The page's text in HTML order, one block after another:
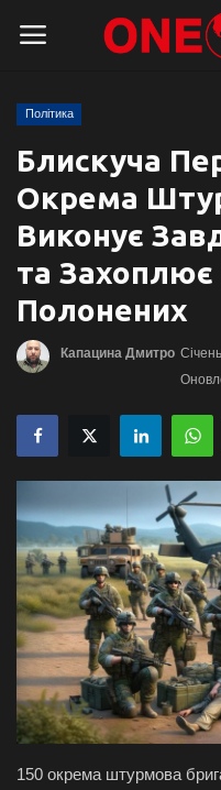
Головна
Контакти
Про нас
Підтримати проєкт
Правила для блогерів
Суспільство
Галерея
Політика
Економіка
Технології
Політика
Блискуча
Окрема
Виконує
та
Полонених
Капацина Дмитро
150 окрема штурмова